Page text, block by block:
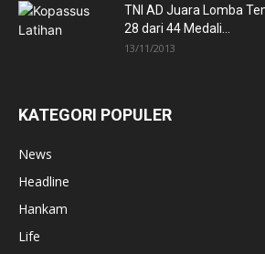
TNI AD Juara Lomba
28 dari 44 Medali...
13/11/2013
KATEGORI POPULER
News
Headline
Hankam
Life